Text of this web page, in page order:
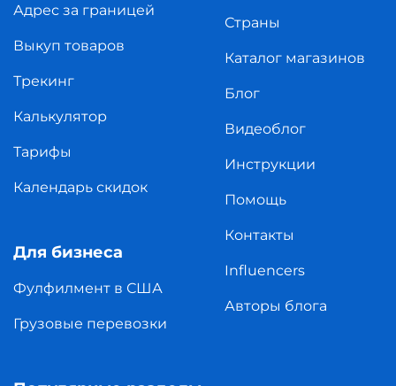
Адрес за границей
Выкуп товаров
Трекинг
Калькулятор
Тарифы
Календарь скидок
Для бизнеса
Фулфилмент в США
Грузовые перевозки
Страны
Каталог магазинов
Блог
Видеоблог
Инструкции
Помощь
Контакты
Influencers
Авторы блога